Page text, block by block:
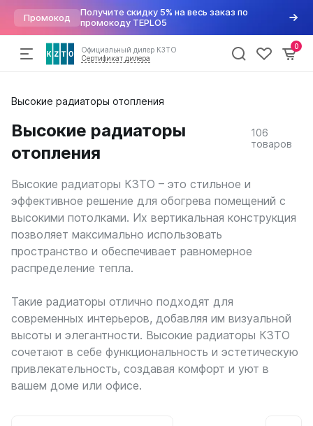
Промокод
Получите скидку 5% на весь заказ по
промокоду TEPLO5
Официальный дилер КЗТО
Сертификат дилера
0
Радиаторы
%
Распродажа
Могут
быть
с
получением
сообщений
в
WhatsApp
Telegram,
воспользуйтесь
По параметрам
Вертикальные
Трубчатые
Напольные
Квадратный профиль
Круглый профиль
Низкие
Для квартиры
В стиле лофт
Боковое подключение
Нижнее подключение
Стальные
Российские
Длинные
Напольные конвекторы
Элегант Мини
Элегант Плюс
Внутрипольные конвекторы
Бриз
Бриз Нерж
Бриз В
Бриз В Нерж
Бриз В Turbo Нерж
Арматура для радиаторов
Вентили для радиаторов
Воздухоудалители и заглушки
Кронштейны
Термостатические головки
Фитинги
Высокие радиаторы отопления
Высокие радиаторы
отопления
106
товаров
Высокие радиаторы КЗТО – это стильное и
эффективное решение для обогрева помещений с
высокими потолками. Их вертикальная конструкция
позволяет максимально использовать
пространство и обеспечивает равномерное
распределение тепла.
Такие радиаторы отлично подходят для
современных интерьеров, добавляя им визуальной
высоты и элегантности. Высокие радиаторы КЗТО
сочетают в себе функциональность и эстетическую
привлекательность, создавая комфорт и уют в
вашем доме или офисе.